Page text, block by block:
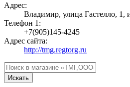
Адрес:
Владимир, улица Гастелло, 1,
Телефон 1:
+7(905)145-4245
Адрес сайта:
http://tmg.regtorg.ru
Искать